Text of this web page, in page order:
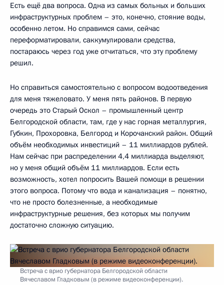
Есть ещё два вопроса. Одна из самых больных и больших
инфраструктурных проблем – это, конечно, стояние воды,
особенно летом. Но справимся сами, сейчас
переформатировали, саккумулировали средства,
постараюсь через год уже отчитаться, что эту проблему
решил.
Но справиться самостоятельно с вопросом водоотведения
для меня тяжеловато. У меня пять районов. В первую
очередь это Старый Оскол – промышленный центр
Белгородской области, там, где у нас горная металлургия,
Губкин, Прохоровка, Белгород и Корочанский район. Общий
объём необходимых инвестиций – 11 миллиардов рублей.
Нам сейчас при распределении 4,4 миллиарда выделяют,
но у меня общий объём 11 миллиардов. Если есть
возможность, хотел попросить Вашей помощи в решении
этого вопроса. Потому что вода и канализация – понятно,
что не просто болезненные, а необходимые
инфраструктурные решения, без которых мы получим
достаточно сложную ситуацию.
Встреча с врио губернатора Белгородской области
Вячеславом Гладковым (в режиме видеоконференции).